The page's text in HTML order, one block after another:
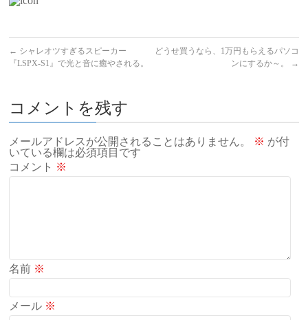
← シャレオツすぎるスピーカー
『LSPX-S1』で光と音に癒やされる。
どうせ買うなら、1万円もらえるパソコ
ンにするか～。
→
コメントを残す
メールアドレスが公開されることはありません。 ※ が付
いている欄は必須項目です
コメント ※
名前 ※
メール ※